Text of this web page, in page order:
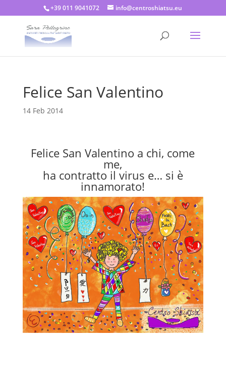
+39 011 9041072 info@centroshiatsu.eu
Felice San Valentino
14 Feb 2014
Felice San Valentino a chi, come
me,
ha contratto il virus e… si è
innamorato!